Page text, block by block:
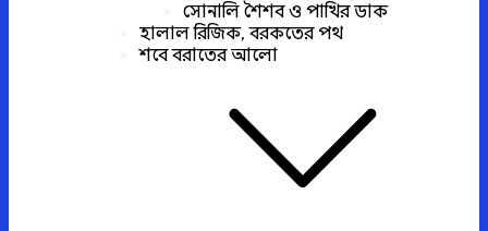
সোনালি শৈশব ও পাখির ডাক
হালাল রিজিক, বরকতের পথ
শবে বরাতের আলো